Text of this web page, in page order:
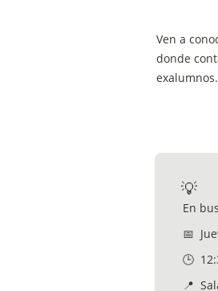
Ven a
donde
exalumnos.
💡
En
📅
🕒
📍